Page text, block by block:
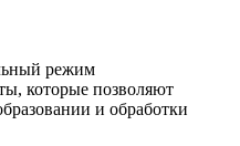
режим
которые позволяют
и обработки